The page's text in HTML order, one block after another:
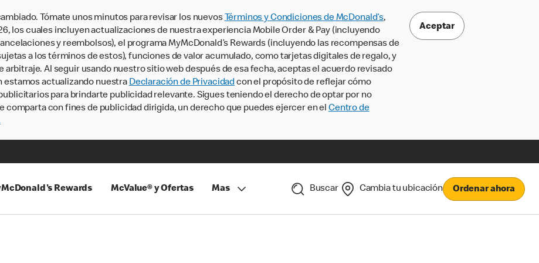
Tómate unos minutos para revisar los nuevos Términos y Condiciones de McDonald’s,
los cuales incluyen actualizaciones de nuestra experiencia Mobile Order & Pay (incluyendo
y reembolsos), el programa MyMcDonald’s Rewards (incluyendo las recompensas de
a los términos de estos), funciones de valor acumulado, como tarjetas digitales de regalo, y
arbitraje. Al seguir usando nuestro sitio web después de esa fecha, aceptas el acuerdo revisado
estamos actualizando nuestra Declaración de Privacidadcon el propósito de reflejar cómo
para brindarte publicidad relevante. Sigues teniendo el derecho de optar por no
comparta con fines de publicidad dirigida, un derecho que puedes ejercer en el Centro de
Aceptar
Rewards McValue® y Ofertas Mas Buscar Cambia tu ubicación Ordenar ahora